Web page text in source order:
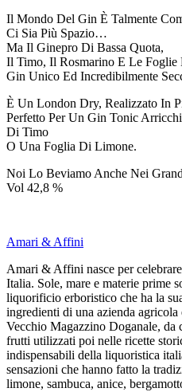
Il Mondo Del Gin È Talmente
Ci Sia Più Spazio…
Ma Il Ginepro Di Bassa Quota,
Il Timo, Il Rosmarino E Le
Gin Unico Ed Incredibilmente
È Un London Dry, Realizzato In
Perfetto Per Un Gin Tonic
Di Timo
O Una Foglia Di Limone.
Noi Lo Beviamo Anche Nei
Vol 42,8 %
Amari & Affini
Amari & Affini nasce per
Italia. Sole, mare e materie prime
liquorificio erboristico che ha la
ingredienti di una azienda
Vecchio Magazzino Doganale, da
frutti utilizzati poi nelle ricette
indispensabili della liquoristica
sensazioni che hanno fatto la
limone, sambuca, anice,